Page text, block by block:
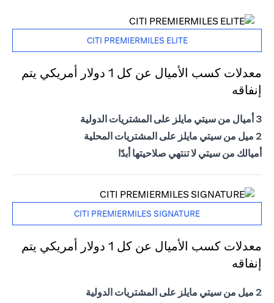
CITI PREMIERMILES ELITE
معدلات كسب الأميال عن كل 1 دولار أمريكي يتم
إنفاقه
3 أميال من سيتي مايلز على المشتريات الدولية
2 ميل من سيتي مايلز على المشتريات المحلية
أميالك من سيتي لا تنتهي صلاحيتها أبدًا
CITI PREMIERMILES SIGNATURE
معدلات كسب الأميال عن كل 1 دولار أمريكي يتم
إنفاقه
2 ميل من سيتي مايلز على المشتريات الدولية